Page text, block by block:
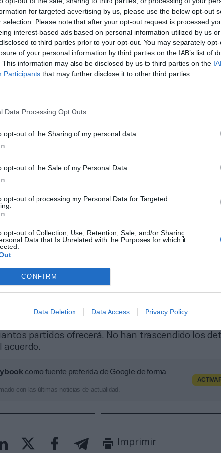
for targeted advertising by us, please use the below opt-out
selection. Please note that after your opt-out request is processed
interest-based ads based on personal information utilized by us
to third parties prior to your opt-out. You may separately
of your personal information by third parties on the IAB’s list of
This information may also be disclosed by us to third parties on the
Participants that may further disclose it to other third parties.
Data Processing Opt Outs
opt-out of the Sharing of my personal data.
opt-out of the Sale of my Personal Data.
opt-out of processing my Personal Data for Targeted
opt-out of Collection, Use, Retention, Sale, and/or Sharing
Data that Is Unrelated with the Purposes for which it
CONFIRM
Data Deletion Data Access Privacy Policy
alcanza los 113 millones de espectadores de
entre Kansas City Chiefs y Philadelphia
fue el partido de la Supoer Bowl más visto desde
superó los 113 millones de espectadores en
audiencia digital alcanzó los 7 millones de
en la edición de 2022.
Francesa de Rugby firma a Vueling como
en un acuerdo del que se desconocen los
tendrá presencia de marca en los partidos de
italiana ha anunciado un acuerdo con la empresa
le garantizará presencia en la parte delantera del
se le suma la marca especializada en embalaje
ha sellado un acuerdo con el proveedor de servicios
los derechos de la Serie A en Japón
italiano hasta el final de temporada. SpoTV ha
partidos ofrecerá. No han trascendido los
acuerdo.
como fuente preferida de Google de forma
con las últimas noticias de actualidad.
Imprimir